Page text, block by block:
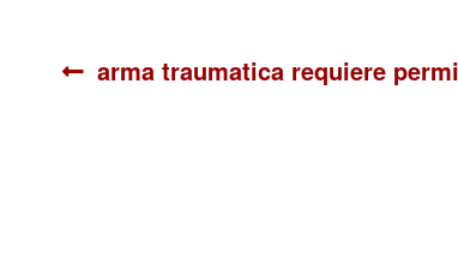
Navegación
Anterior:
arma traumatica requiere